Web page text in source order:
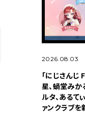
2026.08.03
「にじさんじ
星、蝸堂みか
ルタ、あるて
ァンクラブを